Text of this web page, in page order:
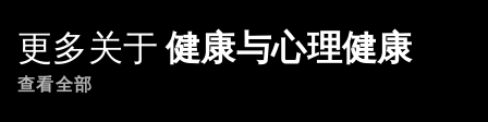
更多关于 健康与心理健康
查看全部